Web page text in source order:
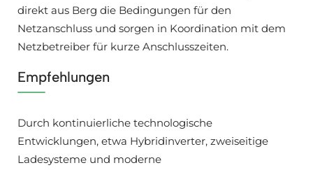
direkt aus Berg die Bedingungen für den
Netzanschluss und sorgen in Koordination mit dem
Netzbetreiber für kurze Anschlusszeiten.
Empfehlungen
Durch kontinuierliche technologische
Entwicklungen, etwa Hybridinverter, zweiseitige
Ladesysteme und moderne